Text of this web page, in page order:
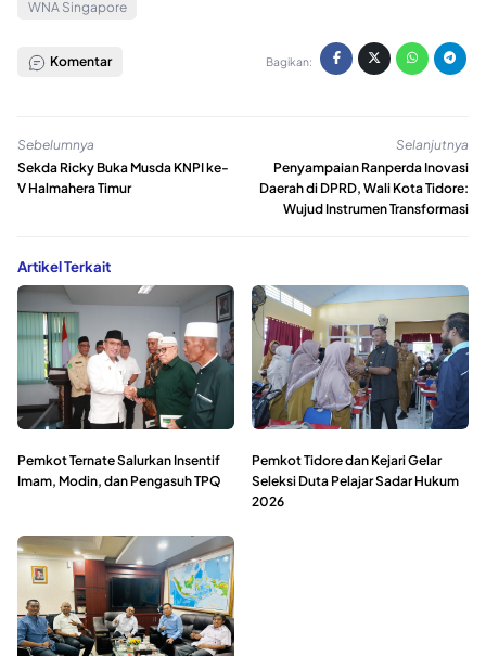
WNA Singapore
Komentar Bagikan:
Sebelumnya
Sekda Ricky Buka Musda KNPI ke-
V Halmahera Timur
Selanjutnya
Penyampaian Ranperda Inovasi
Daerah di DPRD, Wali Kota Tidore:
Wujud Instrumen Transformasi
Artikel Terkait
Pemkot Ternate Salurkan Insentif
Imam, Modin, dan Pengasuh TPQ
Pemkot Tidore dan Kejari Gelar
Seleksi Duta Pelajar Sadar Hukum
2026